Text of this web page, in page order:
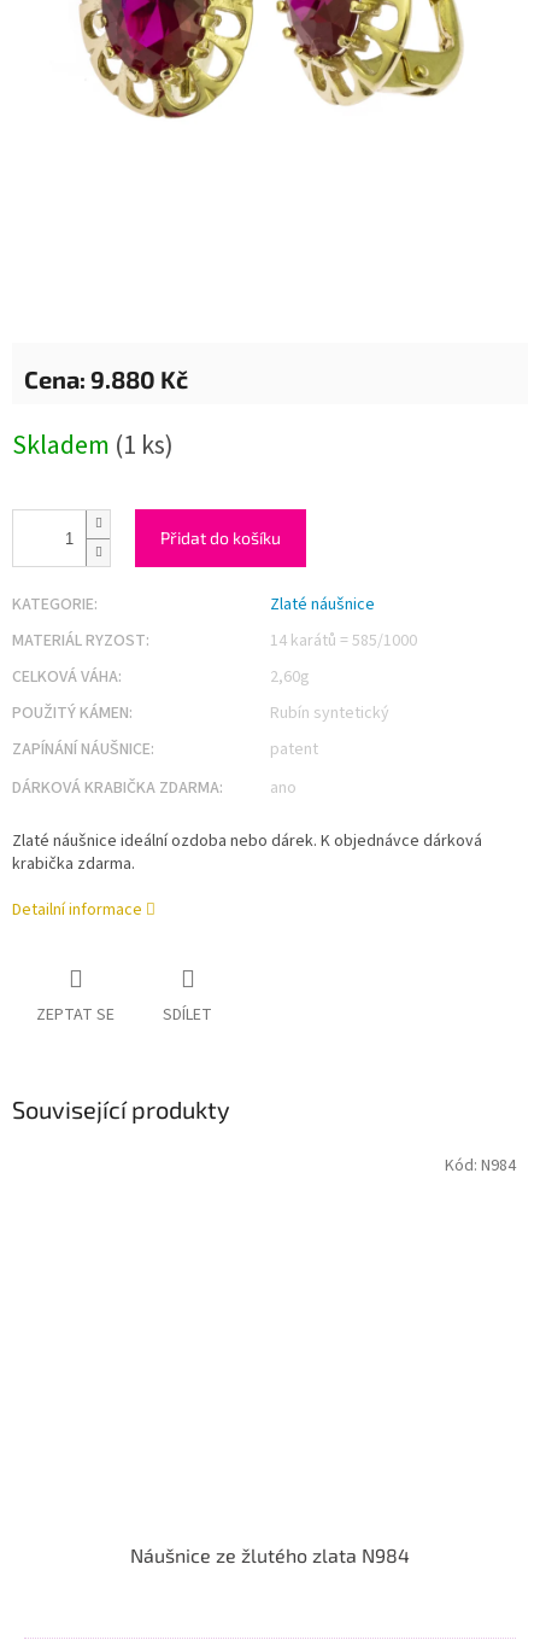
9.880 Kč
cena:
Skladem (1 ks)
Přidat do košíku
KATEGORIE:
Zlaté náušnice
MATERIÁL RYZOST:
14 karátů = 585/1000
CELKOVÁ VÁHA:
2,60g
POUŽITÝ KÁMEN:
Rubín syntetický
ZAPÍNÁNÍ NÁUŠNICE:
patent
DÁRKOVÁ KRABIČKA ZDARMA: ano
Zlaté náušnice ideální ozdoba nebo dárek. K objednávce dárková
krabička zdarma.
Detailní informace
ZEPTAT SE SDÍLET
Související produkty
Náušnice ze žlutého zlata N984
Kód: N984